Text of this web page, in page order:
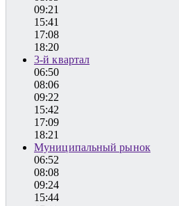
09:21
15:41
17:08
18:20
3-й квартал
06:50
08:06
09:22
15:42
17:09
18:21
Муниципальный рынок
06:52
08:08
09:24
15:44